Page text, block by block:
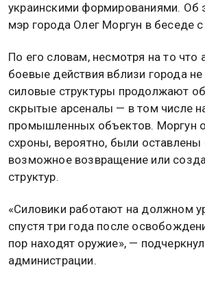
украинскими формированиями. Об
мэр города Олег Моргун в беседе
По его словам, несмотря на то что
боевые действия вблизи города не
силовые структуры продолжают
скрытые арсеналы — в том числе
промышленных объектов. Моргун
схроны, вероятно, были оставлены
возможное возвращение или
структур.
«Силовики работают на должном
спустя три года после
пор находят оружие», —
администрации.